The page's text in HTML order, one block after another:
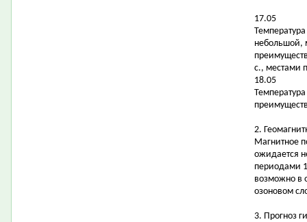
17.05
небольшой,
с., местами
18.05
2.
Магнитное
ожидается
периодами
возможно в
озоновом
3. Прогноз